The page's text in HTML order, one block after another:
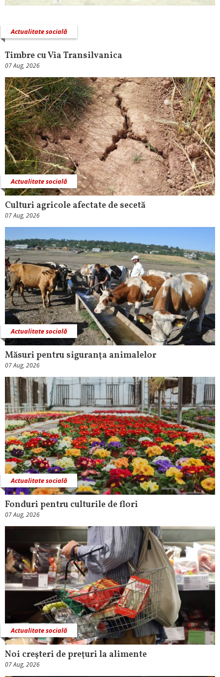
Actualitate socială
Timbre cu Via Transilvanica
07 Aug, 2026
Actualitate socială
Culturi agricole afectate de secetă
07 Aug, 2026
Actualitate socială
Măsuri pentru siguranţa animalelor
07 Aug, 2026
Actualitate socială
Fonduri pentru culturile de flori
07 Aug, 2026
Actualitate socială
Noi creşteri de preţuri la alimente
07 Aug, 2026